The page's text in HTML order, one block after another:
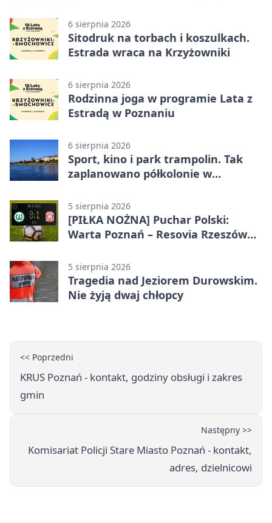
6 sierpnia 2026
Sitodruk na torbach i koszulkach.
Estrada wraca na Krzyżowniki
6 sierpnia 2026
Rodzinna joga w programie Lata z
Estradą w Poznaniu
6 sierpnia 2026
Sport, kino i park trampolin. Tak
zaplanowano półkolonie w
5 sierpnia 2026
[PIŁKA NOŻNA] Puchar Polski:
Warta Poznań – Resovia Rzeszów
gospodarzy
5 sierpnia 2026
Tragedia nad Jeziorem Durowskim.
Nie żyją dwaj chłopcy
<< Poprzedni
KRUS Poznań - kontakt, godziny obsługi i zakres
gmin
Następny >>
Komisariat Policji Stare Miasto Poznań - kontakt,
adres, dzielnicowi